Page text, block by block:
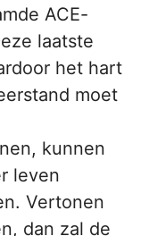
ACE-
laatste
het hart
moet
kunnen
leven
Vertonen
dan zal de